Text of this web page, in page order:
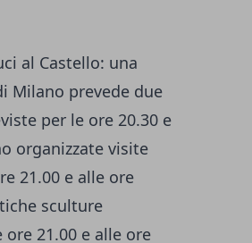
al Castello: una
Milano prevede due
per le ore 20.30 e
organizzate visite
21.00 e alle ore
sculture
21.00 e alle ore